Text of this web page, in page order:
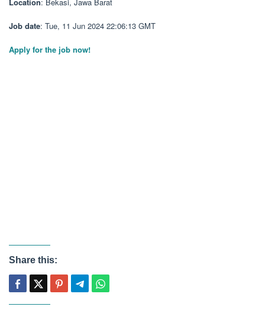
Job date: Tue, 11 Jun 2024 22:06:13 GMT
Apply for the job now!
Share this: